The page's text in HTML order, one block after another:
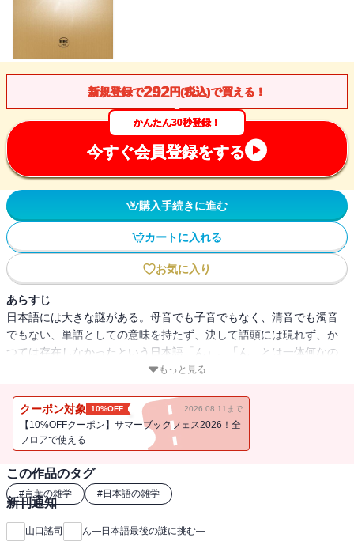
新規登録で292円(税込)で買える！
かんたん30秒登録！
今すぐ会員登録をする
購入手続きに進む
カートに入れる
お気に入り
あらすじ
日本語には大きな謎がある。母音でも子音でもなく、清音でも濁音
でもない、単語としての意味を持たず、決して語頭には現れず、か
つては存在しなかったという日本語「ん」。「ん」とは一体何なの
か？ 「ん」はいつ誕生し、どんな影響を日本語に与えてきたの
歴史から「ん」誕生のミステリーを解き明かす。
もっと見る
クーポン対象 10%OFF 2026.08.11まで
【10%OFFクーポン】サマーブックフェス2026！全
フロアで使える
この作品のタグ
#言葉の雑学 #日本語の雑学
新刊通知
山口謠司 ん―日本語最後の謎に挑む―